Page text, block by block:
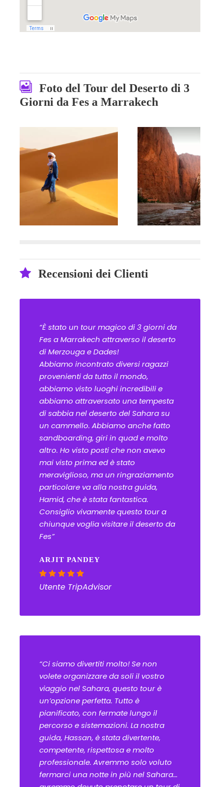
Foto del Tour del Deserto di 3
Giorni da Fes a Marrakech
Recensioni dei Clienti
“È stato un tour magico di 3 giorni da
Fes a Marrakech attraverso il deserto
di Merzouga e Dades!
Abbiamo incontrato diversi ragazzi
provenienti da tutto il mondo,
abbiamo visto luoghi incredibili e
abbiamo attraversato una tempesta
di sabbia nel deserto del Sahara su
un cammello. Abbiamo anche fatto
sandboarding, giri in quad e molto
altro. Ho visto posti che non avevo
mai visto prima ed è stato
meraviglioso, ma un ringraziamento
particolare va alla nostra guida,
Hamid, che è stata fantastica.
Consiglio vivamente questo tour a
chiunque voglia visitare il deserto da
Fes”
ARJIT PANDEY
Utente TripAdvisor
“Ci siamo divertiti molto! Se non
volete organizzare da soli il vostro
viaggio nel Sahara, questo tour è
un’opzione perfetta. Tutto è
pianificato, con fermate lungo il
percorso e sistemazioni. La nostra
guida, Hassan, è stata divertente,
competente, rispettosa e molto
professionale. Avremmo solo voluto
fermarci una notte in più nel Sahara…